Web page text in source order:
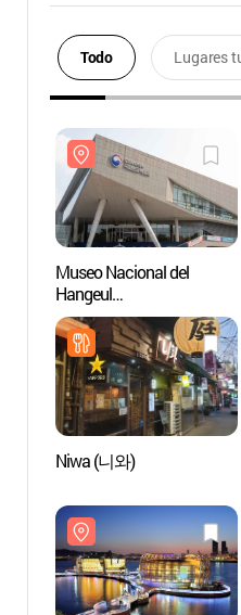
Todo Lugares
Museo Nacional del
Hangeul
(국립한글박물관)
Niwa (니와)